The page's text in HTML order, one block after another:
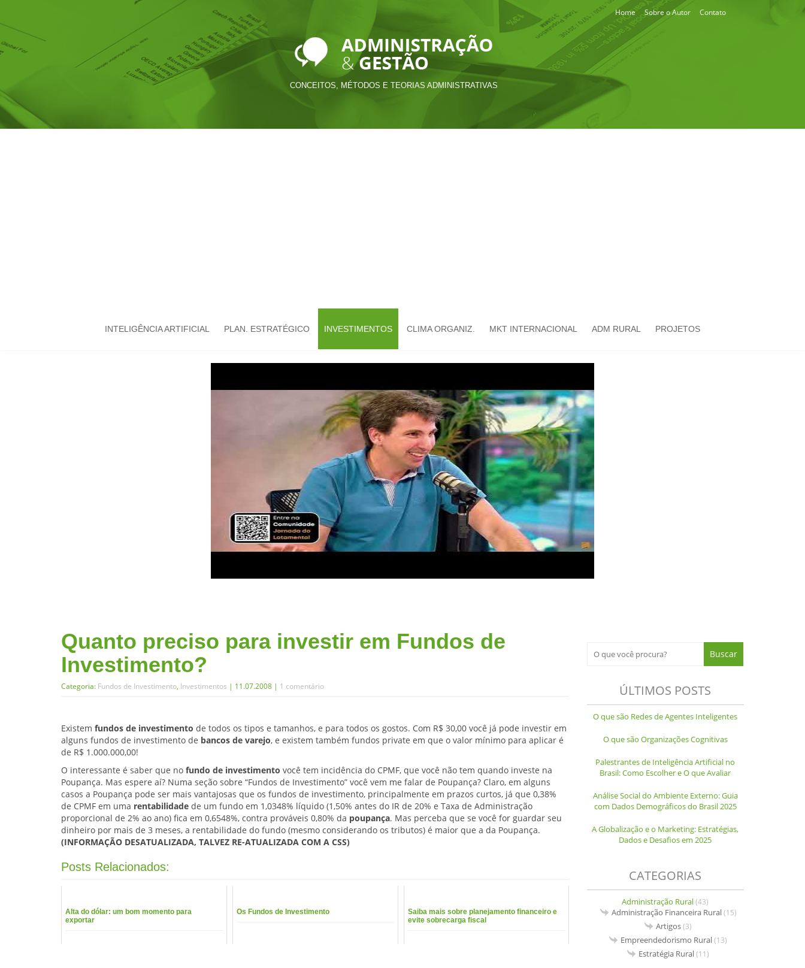
Home Sobre o Autor Contato
CONCEITOS, MÉTODOS E TEORIAS ADMINISTRATIVAS
INTELIGÊNCIA ARTIFICIAL PLAN. ESTRATÉGICO INVESTIMENTOS CLIMA ORGANIZ. MKT INTERNACIONAL ADM RURAL PROJETOS
Quanto preciso para investir em Fundos de
Investimento?
Categoria: Fundos de Investimento, Investimentos | 11.07.2008 | 1 comentário
Existem fundos de investimento de todos os tipos e tamanhos, e para todos os gostos. Com R$ 30,00 você já pode investir em
alguns fundos de investimento de bancos de varejo, e existem também fundos private em que o valor mínimo para aplicar é
de R$ 1.000.000,00!
O interessante é saber que no fundo de investimento você tem incidência do CPMF, que você não tem quando investe na
Poupança. Mas espere aí? Numa seção sobre “Fundos de Investimento” você vem me falar de Poupança? Claro, em alguns
casos a Poupança pode ser mais vantajosas que os fundos de investimento, principalmente em prazos curtos, já que 0,38%
de CPMF em uma rentabilidade de um fundo em 1,0348% líquido (1,50% antes do IR de 20% e Taxa de Administração
proporcional de 2% ao ano) fica em 0,6548%, contra prováveis 0,80% da poupança. Mas perceba que se você for guardar seu
dinheiro por mais de 3 meses, a rentabilidade do fundo (mesmo considerando os tributos) é maior que a da Poupança.
(INFORMAÇÃO DESATUALIZADA, TALVEZ RE-ATUALIZADA COM A CSS)
Posts Relacionados:
Alta do dólar: um bom momento para
exportar
Os Fundos de Investimento
Saiba mais sobre planejamento financeiro e
evite sobrecarga fiscal
ÚLTIMOS POSTS
O que são Redes de Agentes Inteligentes
O que são Organizações Cognitivas
Palestrantes de Inteligência Artificial no
Brasil: Como Escolher e O que Avaliar
Análise Social do Ambiente Externo: Guia
com Dados Demográficos do Brasil 2025
A Globalização e o Marketing: Estratégias,
Dados e Desafios em 2025
CATEGORIAS
Administração Rural(43)
Administração Financeira Rural(15)
Artigos(3)
Empreendedorismo Rural(13)
Estratégia Rural(11)